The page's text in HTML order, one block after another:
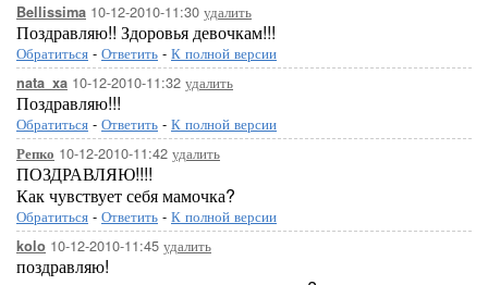
Bellissima 10-12-2010-11:30 удалить
Поздравляю!! Здоровья девочкам!!!
Обратиться - Ответить - К полной версии
nata_xa 10-12-2010-11:32 удалить
Поздравляю!!!
Обратиться - Ответить - К полной версии
Репко 10-12-2010-11:42 удалить
ПОЗДРАВЛЯЮ!!!!
Как чувствует себя мамочка?
Обратиться - Ответить - К полной версии
kolo 10-12-2010-11:45 удалить
поздравляю!